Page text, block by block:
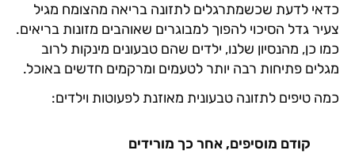
כדאי לדעת שכשמתרגלים לתזונה בריאה מהצומח מגיל
צעיר גדל הסיכוי להפוך למבוגרים שאוהבים מזונות בריאים.
כמו כן, מהנסיון שלנו, ילדים שהם טבעונים מינקות לרוב
מגלים פתיחות רבה יותר לטעמים ומרקמים חדשים באוכל.
כמה טיפים לתזונה טבעונית מאוזנת לפעוטות וילדים:
קודם מוסיפים, אחר כך מורידים